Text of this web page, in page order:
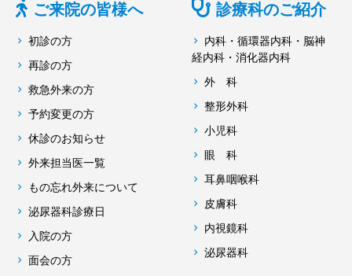
ご来院の皆様へ
初診の方
再診の方
救急外来の方
予約変更の方
休診のお知らせ
外来担当医一覧
もの忘れ外来について
泌尿器科診療日
入院の方
面会の方
診療科のご紹介
内科・循環器内科・脳神
経内科・消化器内科
外 科
整形外科
小児科
眼 科
耳鼻咽喉科
皮膚科
内視鏡科
泌尿器科